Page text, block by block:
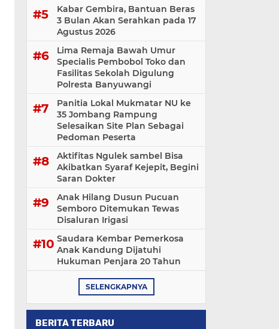
Kabar Gembira, Bantuan Beras
3 Bulan Akan Serahkan pada 17
Agustus 2026
Lima Remaja Bawah Umur
Specialis Pembobol Toko dan
Fasilitas Sekolah Digulung
Polresta Banyuwangi
Panitia Lokal Mukmatar NU ke
35 Jombang Rampung
Selesaikan Site Plan Sebagai
Pedoman Peserta
Aktifitas Ngulek sambel Bisa
Akibatkan Syaraf Kejepit, Begini
Saran Dokter
Anak Hilang Dusun Pucuan
Semboro Ditemukan Tewas
Disaluran Irigasi
Saudara Kembar Pemerkosa
Anak Kandung Dijatuhi
Hukuman Penjara 20 Tahun
SELENGKAPNYA
BERITA TERBARU